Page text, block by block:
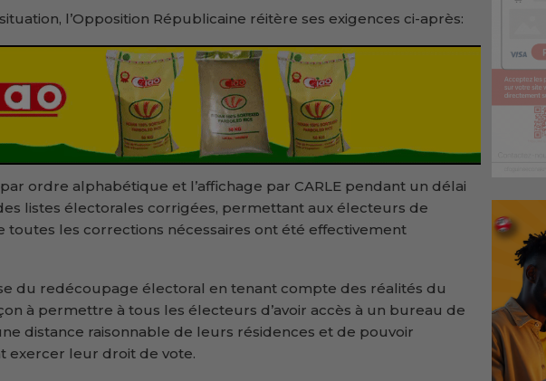
l’Opposition Républicaine réitère ses exigences ci-après:
ordre alphabétique et l’affichage par CARLE pendant un délai
listes électorales corrigées, permettant aux électeurs de
toutes les corrections nécessaires ont été effectivement
du redécoupage électoral en tenant compte des réalités du
à permettre à tous les électeurs d’avoir accès à un bureau de
distance raisonnable de leurs résidences et de pouvoir
exercer leur droit de vote.